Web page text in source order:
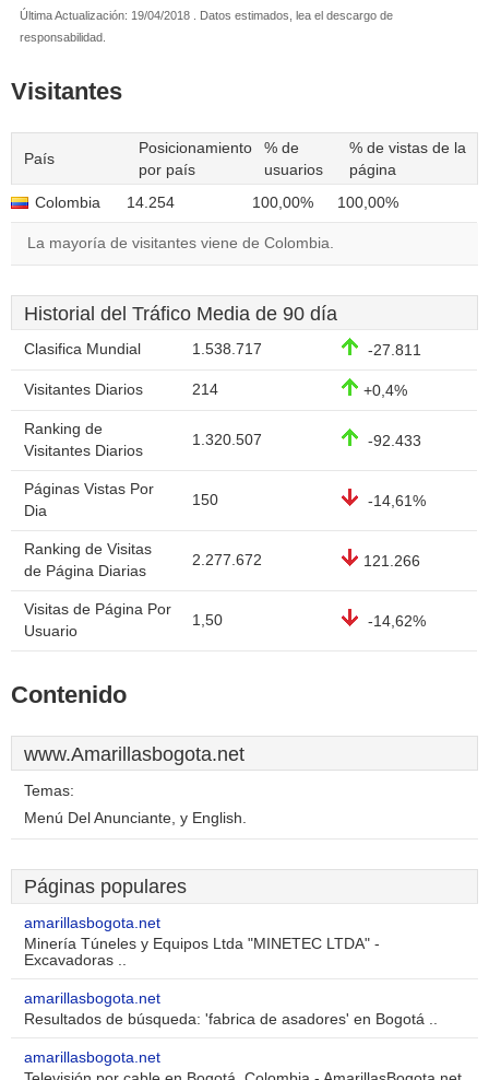
Última Actualización: 19/04/2018 . Datos estimados, lea el descargo de
responsabilidad.
Visitantes
País
Posicionamiento
por país
% de
usuarios
% de vistas de la
página
Colombia
14.254 100,00% 100,00%
La mayoría de visitantes viene de Colombia.
Historial del Tráfico Media de 90 día
Clasifica Mundial 1.538.717 -27.811
Visitantes Diarios 214 +0,4%
Ranking de
Visitantes Diarios
1.320.507 -92.433
Páginas Vistas Por
Dia
150 -14,61%
Ranking de Visitas
de Página Diarias
2.277.672 121.266
Visitas de Página Por
Usuario
1,50 -14,62%
Contenido
www.Amarillasbogota.net
Temas:
Menú Del Anunciante, y English.
Páginas populares
amarillasbogota.net
Minería Túneles y Equipos Ltda "MINETEC LTDA" -
Excavadoras ..
amarillasbogota.net
Resultados de búsqueda: 'fabrica de asadores' en Bogotá ..
amarillasbogota.net